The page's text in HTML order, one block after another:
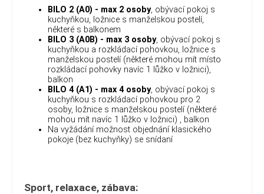
BILO 2 (A0) - max 2 osoby, obývací pokoj s
kuchyňkou, ložnice s manželskou postelí,
některé s balkonem
BILO 3 (A0B) - max 3 osoby, obývací pokoj s
kuchyňkou a rozkládací pohovkou, ložnice s
manželskou postelí (některé mohou mít místo
rozkládací pohovky navíc 1 lůžko v ložnici),
balkon
BILO 4 (A1) - max 4 osoby, obývací pokoj s
kuchyňkou s rozkládací pohovkou pro 2
osoby, ložnice s manželskou postelí (některé
mohou mít navíc 1 lůžko v ložnici) , balkon
Na vyžádání možnost objednání klasického
pokoje (bez kuchyňky) se snídaní
Sport, relaxace, zábava: